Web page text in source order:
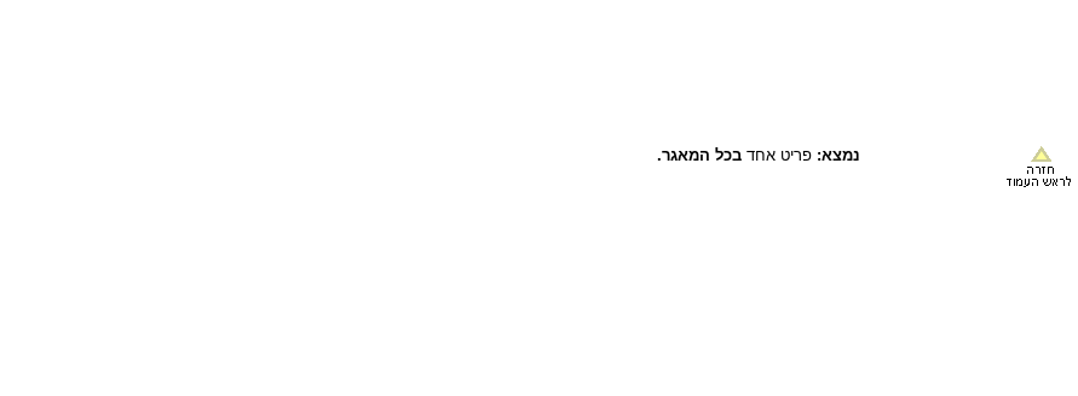
נמצא: פריט אחד בכל המאגר.